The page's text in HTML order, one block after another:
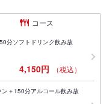
コース
分ソフトドリンク飲み放
4,150円 （税込）
ン＋150分アルコール飲み放